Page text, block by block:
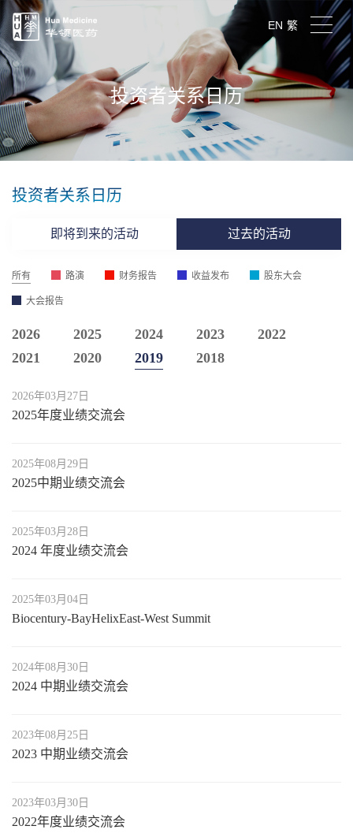
EN 繁
投资者关系日历
投资者关系日历
即将到来的活动 过去的活动
所有 路演 财务报告 收益发布 股东大会
大会报告
2026 2025 2024 2023
2022
2021
2020 2019 2018
2026年03月27日
2025年度业绩交流会
2025年08月29日
2025中期业绩交流会
2025年03月28日
2024 年度业绩交流会
2025年03月04日
Biocentury-BayHelixEast-West Summit
2024年08月30日
2024 中期业绩交流会
2023年08月25日
2023 中期业绩交流会
2023年03月30日
2022年度业绩交流会